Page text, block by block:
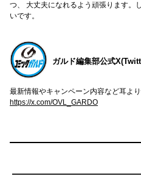
つ、 大丈夫になれるよう頑張ります。
いです。
ガルド編集部公式
最新情報やキャンペーン内容など耳より
https://x.com/OVL_GARDO